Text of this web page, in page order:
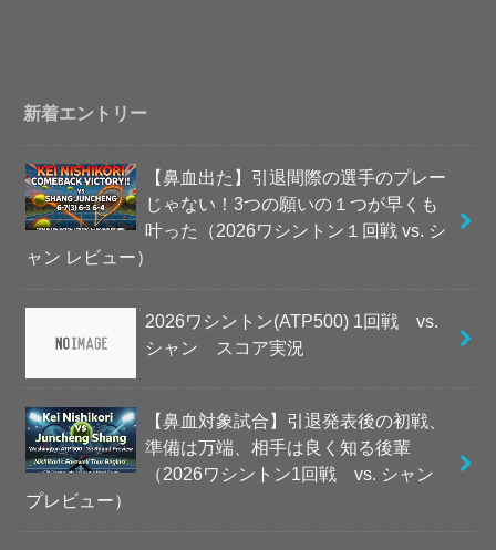
新着エントリー
【鼻血出た】引退間際の選手のプレー
じゃない！3つの願いの１つが早くも
叶った（2026ワシントン１回戦 vs. シ
ャン レビュー）
2026ワシントン(ATP500) 1回戦 vs.
シャン スコア実況
【鼻血対象試合】引退発表後の初戦、
準備は万端、相手は良く知る後輩
（2026ワシントン1回戦 vs. シャン
プレビュー）